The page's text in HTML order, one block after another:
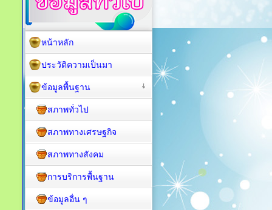
หน้าหลัก
ประวัติความเป็นมา
ข้อมูลพื้นฐาน
สภาพทั่วไป
สภาพทางเศรษฐกิจ
สภาพทางสังคม
การบริการพื้นฐาน
ข้อมูลอื่น ๆ